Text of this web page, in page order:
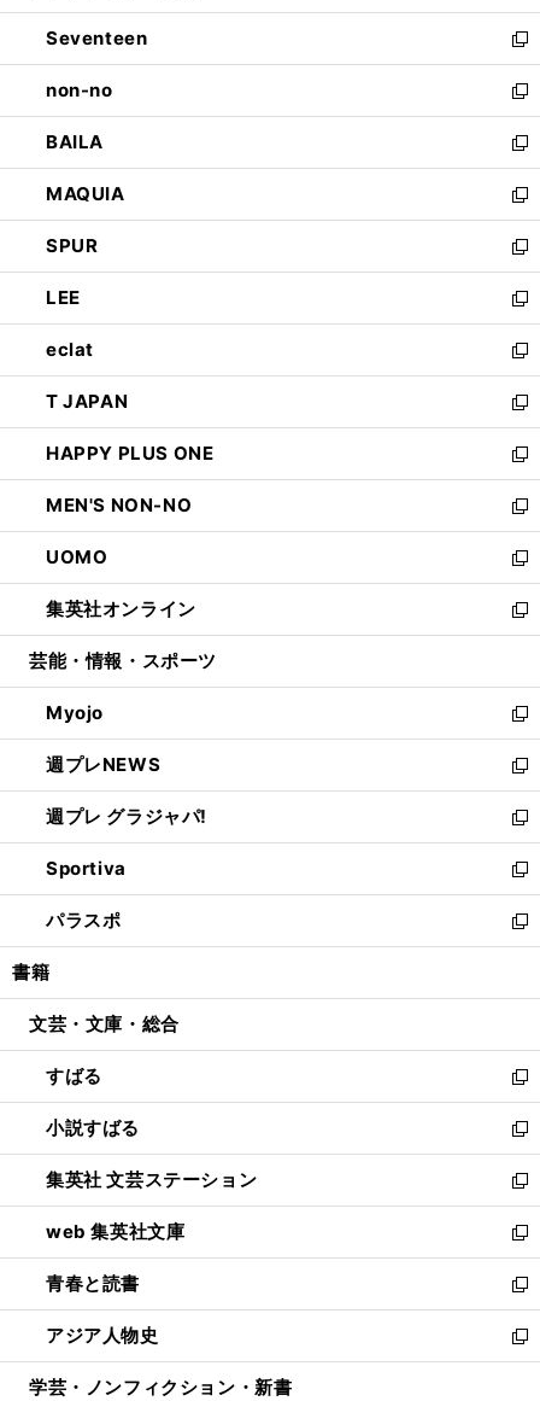
開
く
ウ
で
開
く
ン
ド
ウ
で
開
く
Seventeen
新
し
い
ウ
ィ
ン
ド
ウ
で
開
く
non-no
新
し
い
ウ
ィ
ン
ド
ウ
で
開
く
BAILA
新
し
い
ウ
ィ
ン
ド
ウ
で
開
く
MAQUIA
新
し
い
ウ
ィ
ン
ド
ウ
で
開
く
SPUR
新
し
い
ウ
ィ
ン
ド
ウ
で
開
く
LEE
新
し
い
ウ
ィ
ン
ド
ウ
で
開
く
eclat
新
し
い
ウ
ィ
ン
ド
ウ
で
開
く
T JAPAN
新
し
い
ウ
ィ
ン
ド
ウ
で
開
HAPPY PLUS ONE
新
し
い
ウ
ィ
ン
ド
ウ
開
く
MEN'S NON-NO
新
し
い
ウ
ィ
ン
ウ
で
開
く
UOMO
新
し
い
ウ
ン
ド
ウ
で
開
く
集英社オンライン
新
し
ウ
ィ
ン
ド
ウ
で
開
く
芸能・情報・スポーツ
Myojo
新
し
い
ウ
ィ
ン
ド
ウ
で
開
週プレNEWS
新
し
い
ウ
ィ
ン
ド
ウ
開
週プレ グラジャパ!
新
し
い
ウ
ィ
ン
ウ
開
く
Sportiva
新
し
い
ウ
ン
ウ
で
開
く
パラスポ
新
し
ウ
ン
ド
ウ
で
開
く
書籍
文芸・文庫・総合
すばる
新
し
い
ウ
ィ
ン
ド
ウ
で
開
く
小説すばる
新
し
い
ウ
ィ
ン
ド
ウ
で
開
集英社 文芸ステーション
新
し
い
ウ
ィ
ン
ド
ウ
web 集英社文庫
新
し
い
ウ
ィ
ン
青春と読書
新
し
い
ウ
アジア人物史
新
し
学芸・ノンフィクション・新書